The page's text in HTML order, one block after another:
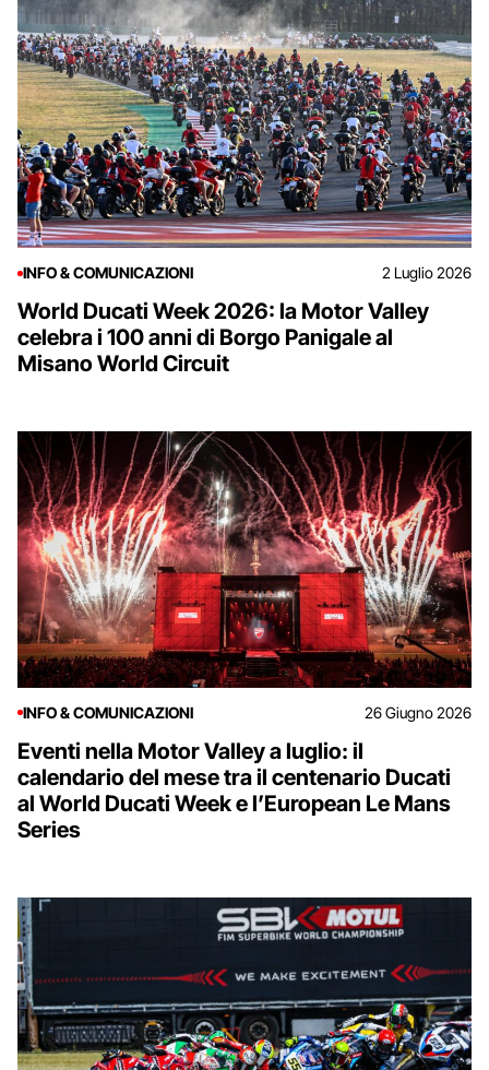
INFO & COMUNICAZIONI 2 Luglio 2026
World Ducati Week 2026: la Motor Valley
celebra i 100 anni di Borgo Panigale al
Misano World Circuit
INFO & COMUNICAZIONI 26 Giugno 2026
Eventi nella Motor Valley a luglio: il
calendario del mese tra il centenario Ducati
al World Ducati Week e l’European Le Mans
Series